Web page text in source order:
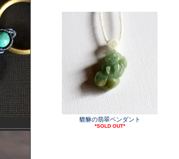
貔貅の翡翠ペンダント
*SOLD OUT*